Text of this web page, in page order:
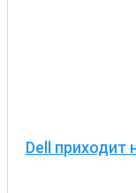
Dell приходит